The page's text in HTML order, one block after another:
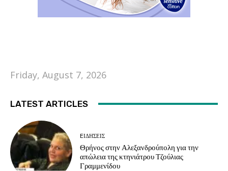
Friday, August 7, 2026
LATEST ARTICLES
EΙΔΗΣΕΙΣ
Θρήνος στην Αλεξανδρούπολη για την
απώλεια της κτηνιάτρου Τζούλιας
Γραμμενίδου